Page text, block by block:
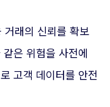
거래의 신뢰를 확보
은 위험을 사전에
고객 데이터를 안전